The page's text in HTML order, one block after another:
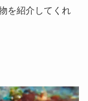
を紹介してくれ